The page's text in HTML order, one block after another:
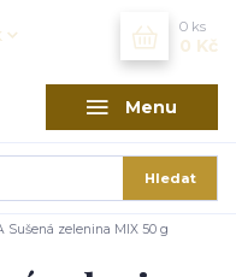
Menu
Hledat
0 ks
0 Kč
Sušená zelenina MIX 50 g